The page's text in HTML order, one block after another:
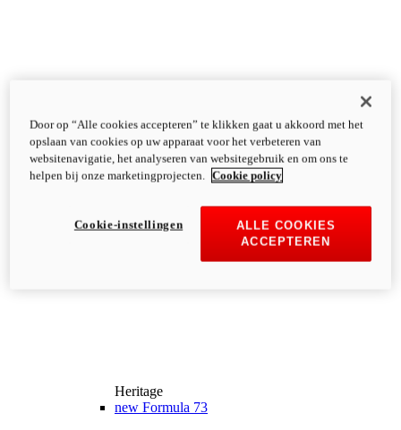
Heritage
new Formula 73
Door op “Alle cookies accepteren” te klikken gaat u akkoord met het
opslaan van cookies op uw apparaat voor het verbeteren van
websitenavigatie, het analyseren van websitegebruik en om ons te
helpen bij onze marketingprojecten.
Cookie policy
ALLE COOKIES
ACCEPTEREN
Cookie-instellingen